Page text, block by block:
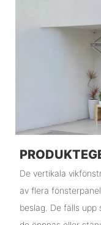
De vertikala
av flera
beslag. De fälls